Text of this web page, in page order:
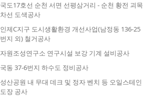
국도17호선 순천 서면 선평삼거리 - 순천 황전 괴목
차선 도색공사
인제C지구 도시생활환경 개선사업(남정동 136-25
번지 외) 철거공사
자원조성연구소 연구시설 보강 기계 설비공사
국동 37-6번지 하수도 정비공사
성산공원 내 무대 데크 및 정자 벤치 등 오일스테인
도장 공사